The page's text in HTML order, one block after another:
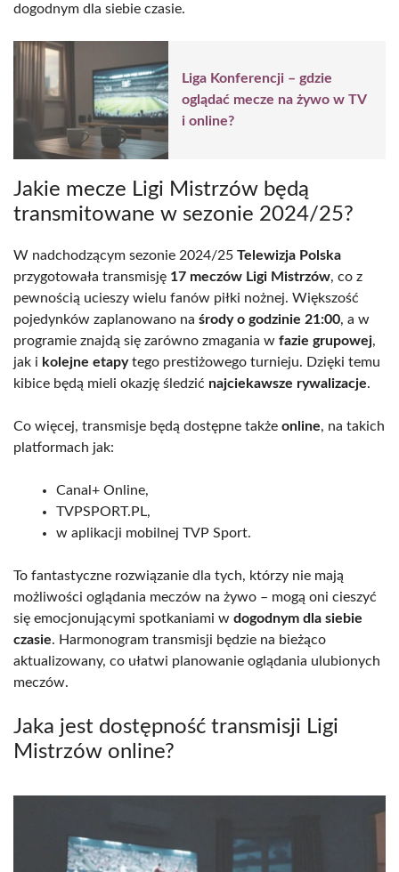
dogodnym dla siebie czasie.
Liga Konferencji – gdzie
oglądać mecze na żywo w TV
i online?
Jakie mecze Ligi Mistrzów będą
transmitowane w sezonie 2024/25?
W nadchodzącym sezonie 2024/25 Telewizja Polska
przygotowała transmisję 17 meczów Ligi Mistrzów, co z
pewnością ucieszy wielu fanów piłki nożnej. Większość
pojedynków zaplanowano na środy o godzinie 21:00, a w
programie znajdą się zarówno zmagania w fazie grupowej,
jak i kolejne etapytego prestiżowego turnieju. Dzięki temu
kibice będą mieli okazję śledzić najciekawsze rywalizacje.
Co więcej, transmisje będą dostępne także online, na takich
platformach jak:
Canal+ Online,
TVPSPORT.PL,
w aplikacji mobilnej TVP Sport.
To fantastyczne rozwiązanie dla tych, którzy nie mają
możliwości oglądania meczów na żywo – mogą oni cieszyć
się emocjonującymi spotkaniami w dogodnym dla siebie
czasie. Harmonogram transmisji będzie na bieżąco
aktualizowany, co ułatwi planowanie oglądania ulubionych
meczów.
Jaka jest dostępność transmisji Ligi
Mistrzów online?